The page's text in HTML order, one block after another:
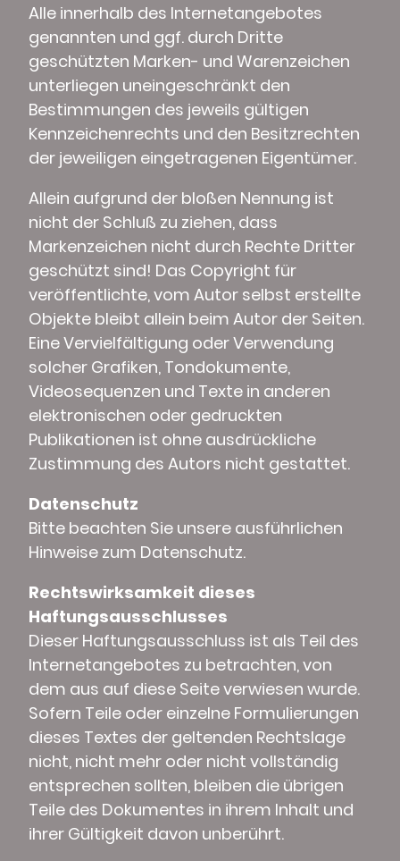
Alle innerhalb des Internetangebotes
genannten und ggf. durch Dritte
geschützten Marken- und Warenzeichen
unterliegen uneingeschränkt den
Bestimmungen des jeweils gültigen
Kennzeichenrechts und den Besitzrechten
der jeweiligen eingetragenen Eigentümer.
Allein aufgrund der bloßen Nennung ist
nicht der Schluß zu ziehen, dass
Markenzeichen nicht durch Rechte Dritter
geschützt sind! Das Copyright für
veröffentlichte, vom Autor selbst erstellte
Objekte bleibt allein beim Autor der Seiten.
Eine Vervielfältigung oder Verwendung
solcher Grafiken, Tondokumente,
Videosequenzen und Texte in anderen
elektronischen oder gedruckten
Publikationen ist ohne ausdrückliche
Zustimmung des Autors nicht gestattet.
Datenschutz
Bitte beachten Sie unsere ausführlichen
Hinweise zum Datenschutz.
Rechtswirksamkeit dieses
Haftungsausschlusses
Dieser Haftungsausschluss ist als Teil des
Internetangebotes zu betrachten, von
dem aus auf diese Seite verwiesen wurde.
Sofern Teile oder einzelne Formulierungen
dieses Textes der geltenden Rechtslage
nicht, nicht mehr oder nicht vollständig
entsprechen sollten, bleiben die übrigen
Teile des Dokumentes in ihrem Inhalt und
ihrer Gültigkeit davon unberührt.